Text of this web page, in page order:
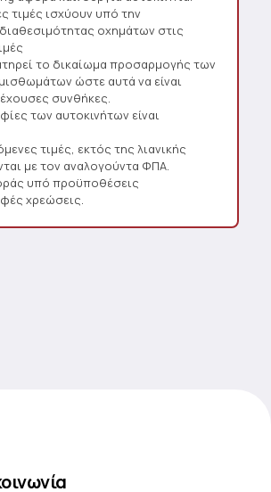
τιμές ισχύουν υπό την
οχημάτων στις
το δικαίωμα προσαρμογής των
ώστε αυτά να είναι
συνθήκες.
των αυτοκινήτων είναι
τιμές, εκτός της λιανικής
με τον αναλογούντα ΦΠΑ.
υπό προϋποθέσεις
χρεώσεις.